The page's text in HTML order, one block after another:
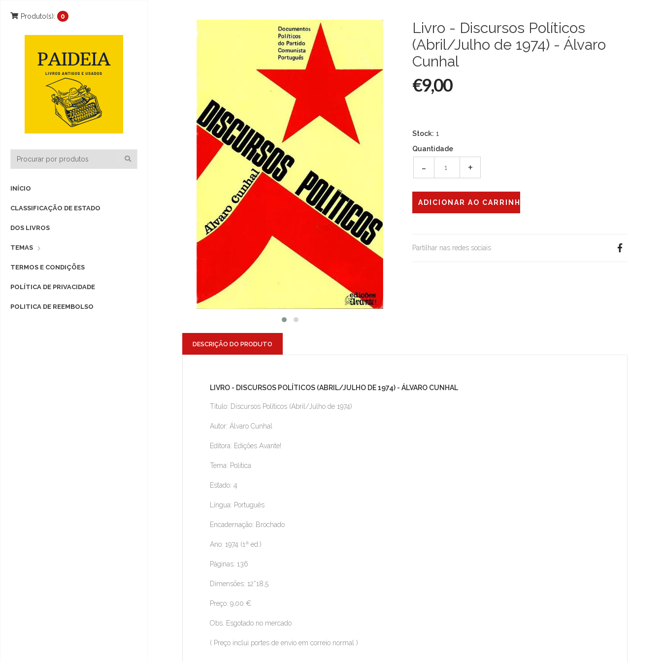
Produto(s): 0
INÍCIO
CLASSIFICAÇÃO DE ESTADO
DOS LIVROS
TEMAS
TERMOS E CONDIÇÕES
POLÍTICA DE PRIVACIDADE
POLITICA DE REEMBOLSO
Livro - Discursos Políticos
(Abril/Julho de 1974) - Álvaro
Cunhal
€9,00
Stock: 1
Quantidade
- +
Partilhar nas redes sociais
DESCRIÇÃO DO PRODUTO
LIVRO - DISCURSOS POLÍTICOS (ABRIL/JULHO DE 1974) - ÁLVARO CUNHAL
Título: Discursos Políticos (Abril/Julho de 1974)
Autor: Álvaro Cunhal
Editora: Edições Avante!
Tema: Política
Estado: 4
Língua: Português
Encadernação: Brochado
Ano: 1974 (1ª ed.)
Páginas: 136
Dimensões: 12*18,5
Preço: 9,00 €
Obs. Esgotado no mercado
( Preço inclui portes de envio em correio normal )